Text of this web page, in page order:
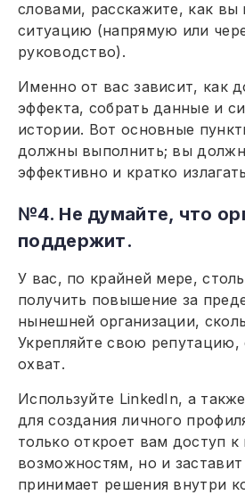
словами, расскажите, как вы
ситуацию (напрямую или
руководство).
Именно от вас зависит, как
эффекта, собрать данные и
истории. Вот основные
должны выполнить; вы
эффективно и кратко
№4. Не думайте, что
поддержит.
У вас, по крайней мере,
получить повышение за
нынешней организации,
Укрепляйте свою репутацию,
охват.
Используйте LinkedIn, а
для создания личного
только откроет вам доступ
возможностям, но и заставит
принимает решения внутри